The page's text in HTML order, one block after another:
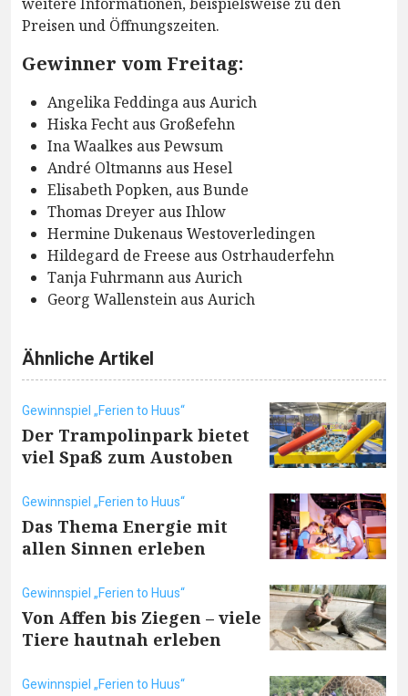
Preisen und Öffnungszeiten.
Gewinner vom Freitag:
Angelika Feddinga aus Aurich
Hiska Fecht aus Großefehn
Ina Waalkes aus Pewsum
André Oltmanns aus Hesel
Elisabeth Popken, aus Bunde
Thomas Dreyer aus Ihlow
Hermine Dukenaus Westoverledingen
Hildegard de Freese aus Ostrhauderfehn
Tanja Fuhrmann aus Aurich
Georg Wallenstein aus Aurich
Ähnliche Artikel
Gewinnspiel „Ferien to Huus“
Der Trampolinpark bietet
viel Spaß zum Austoben
Gewinnspiel „Ferien to Huus“
Das Thema Energie mit
allen Sinnen erleben
Gewinnspiel „Ferien to Huus“
Von Affen bis Ziegen – viele
Tiere hautnah erleben
Gewinnspiel „Ferien to Huus“